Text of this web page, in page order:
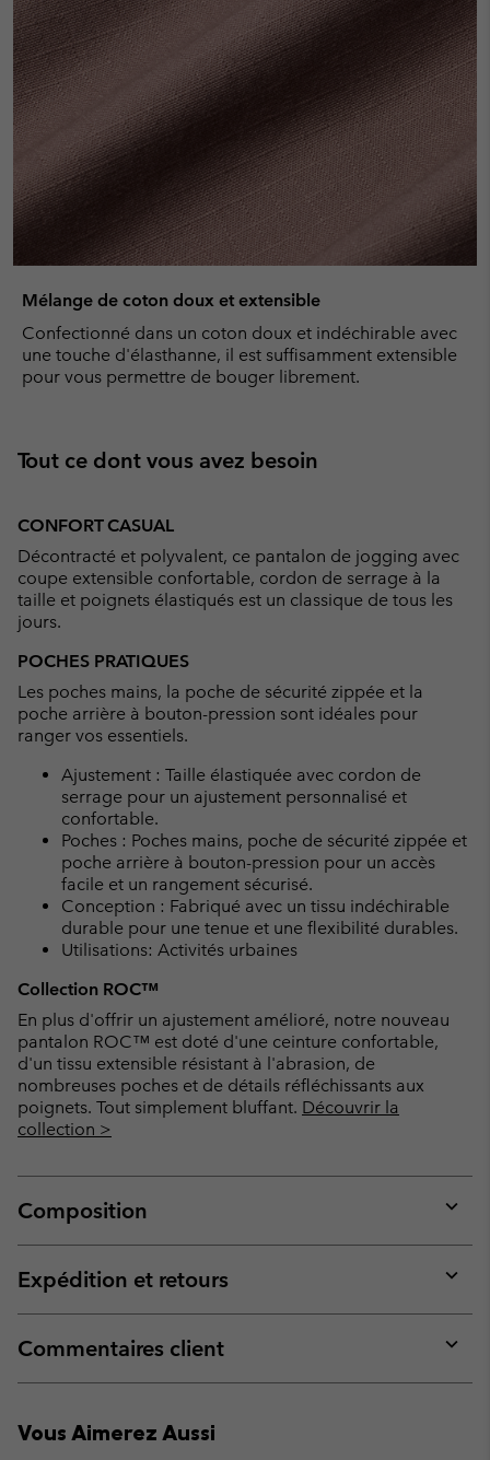
Mélange de coton doux et extensible
Confectionné dans un coton doux et indéchirable avec
une touche d'élasthanne, il est suffisamment extensible
pour vous permettre de bouger librement.
Tout ce dont vous avez besoin
CONFORT CASUAL
Décontracté et polyvalent, ce pantalon de jogging avec
coupe extensible confortable, cordon de serrage à la
taille et poignets élastiqués est un classique de tous les
jours.
POCHES PRATIQUES
Les poches mains, la poche de sécurité zippée et la
poche arrière à bouton-pression sont idéales pour
ranger vos essentiels.
Ajustement : Taille élastiquée avec cordon de
serrage pour un ajustement personnalisé et
confortable.
Poches : Poches mains, poche de sécurité zippée et
poche arrière à bouton-pression pour un accès
facile et un rangement sécurisé.
Conception : Fabriqué avec un tissu indéchirable
durable pour une tenue et une flexibilité durables.
Utilisations: Activités urbaines
Collection ROC™
En plus d'offrir un ajustement amélioré, notre nouveau
pantalon ROC™ est doté d'une ceinture confortable,
d'un tissu extensible résistant à l'abrasion, de
nombreuses poches et de détails réfléchissants aux
poignets. Tout simplement bluffant. Découvrir la
collection >
Composition
or
Expédition et retours
or
Commentaires client
or
Vous Aimerez Aussi